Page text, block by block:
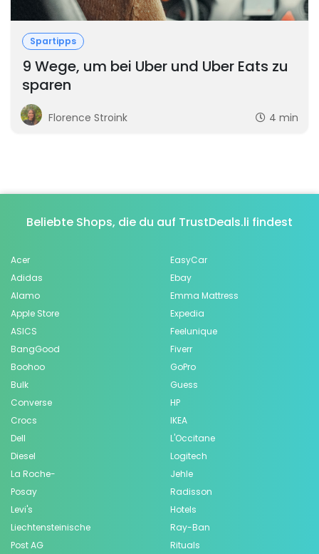
Spartipps
9 Wege, um bei Uber und Uber Eats zu
sparen
Florence Stroink 4 min
Beliebte Shops, die du auf TrustDeals.li findest
Acer
Adidas
Alamo
Apple Store
ASICS
BangGood
Boohoo
Bulk
Converse
Crocs
Dell
Diesel
EasyCar
Ebay
Emma Mattress
Expedia
Feelunique
Fiverr
GoPro
Guess
HP
IKEA
L'Occitane
Logitech
La Roche-
Posay
Levi's
Liechtensteinische
Post AG
Jehle
Radisson
Hotels
Ray-Ban
Rituals